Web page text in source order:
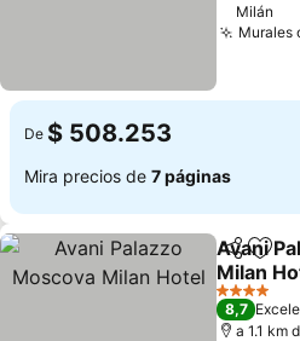
Milán
Murales
De $ 508.253
Mira precios de 7 páginas
Avani
Milan
Ver
4 Estrellas
8,7
a 1.1 km